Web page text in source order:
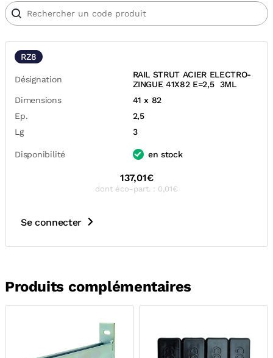
RZ8
Désignation
RAIL STRUT ACIER ELECTRO-
ZINGUE 41X82 E=2,5 3ML
Dimensions
41 x 82
Ep.
2,5
Lg
3
Disponibilité en stock
137,01€
dont éco-part. : 0,01€
Se connecter
Produits complémentaires